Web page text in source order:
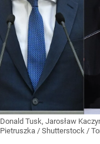
Donald Tusk, Jarosław
Pietruszka / Shutterstock /